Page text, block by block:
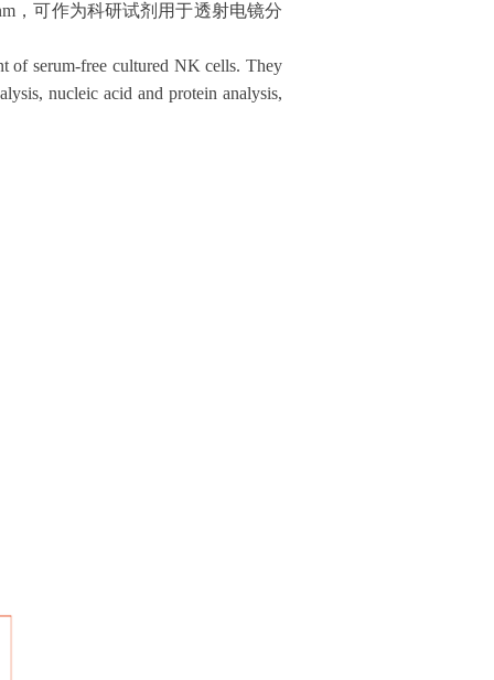
，可作为科研试剂用于透射电镜分
of serum-free cultured NK cells. They
nucleic acid and protein analysis,